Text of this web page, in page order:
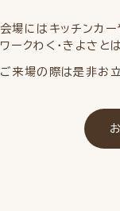
会場にはキッチンカー
ワークわく・きよさと
ご来場の際は是非お立